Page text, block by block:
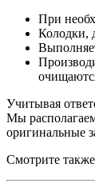
При
Колодки,
Учитывая
Мы
оригинальные
Смотрите